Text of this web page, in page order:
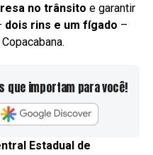
no trânsito e garantir
dois rins e um fígado –
que importam para você!
Estadual de